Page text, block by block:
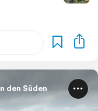
den Süden